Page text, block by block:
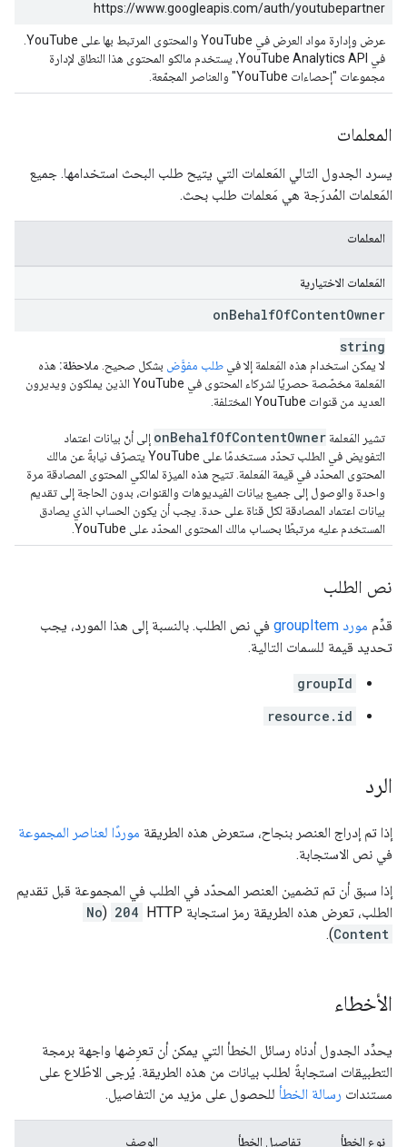
https://www.googleapis.com/auth/youtubepartner
في YouTube Analytics API، يستخدم مالكو المحتوى هذا النطاق لإدارة
مجموعات "إحصاءات YouTube" والعناصر المجمّعة.
المعلمات
يسرد الجدول التالي المَعلمات التي يتيح طلب البحث استخدامها. جميع
المَعلمات المُدرَجة هي مَعلمات طلب بحث.
المعلمات
المَعلمات الاختيارية
onBehalfOfContentOwner
string
لا يمكن استخدام هذه المَعلمة إلا في طلب مفوَّض بشكل صحيح. ملاحظة: هذه
المَعلمة مخصّصة حصريًا لشركاء المحتوى في YouTube الذين يملكون ويديرون
العديد من قنوات YouTube المختلفة.
تشير المَعلمة onBehalfOfContentOwner
إلى أنّ بيانات اعتماد
التفويض في الطلب تحدّد مستخدمًا على YouTube يتصرّف نيابةً عن مالك
المحتوى المحدّد في قيمة المَعلمة. تتيح هذه الميزة لمالكي المحتوى المصادقة مرة
واحدة والوصول إلى جميع بيانات الفيديوهات والقنوات، بدون الحاجة إلى تقديم
بيانات اعتماد المصادقة لكل قناة على حدة. يجب أن يكون الحساب الذي يصادق
المستخدم عليه مرتبطًا بحساب مالك المحتوى المحدّد على YouTube.
نص الطلب
قدِّم مورد groupItem
في نص الطلب. بالنسبة إلى هذا المورد، يجب
تحديد قيمة للسمات التالية.
groupId
resource.id
الرد
إذا تم إدراج العنصر بنجاح، ستعرض هذه الطريقة موردًا لعناصر المجموعة
في نص الاستجابة.
إذا سبق أن تم تضمين العنصر المحدّد في الطلب في المجموعة قبل تقديم
الطلب، تعرض هذه الطريقة رمز استجابة HTTP
204
(
No
Content
).
الأخطاء
يحدِّد الجدول أدناه رسائل الخطأ التي يمكن أن تعرِضها واجهة برمجة
التطبيقات استجابةً لطلب بيانات من هذه الطريقة. يُرجى الاطّلاع على
مستندات رسالة الخطأ للحصول على مزيد من التفاصيل.
نوع الخطأ تفاصيل الخطأ الوصف